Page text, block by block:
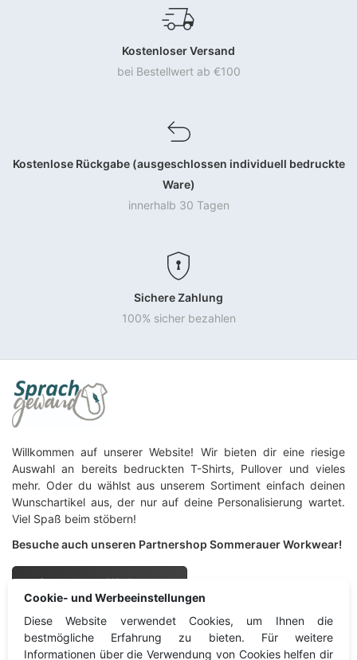
Cookie- und Werbeeinstellungen
Diese Website verwendet Cookies, um Ihnen die
bestmögliche Erfahrung zu bieten. Für weitere
Informationen über die Verwendung von Cookies helfen dir
Kostenloser Versand
bei Bestellwert ab €100
Kostenlose Rückgabe (ausgeschlossen individuell bedruckte
Ware)
innerhalb 30 Tagen
Sichere Zahlung
100% sicher bezahlen
Willkommen auf unserer Website! Wir bieten dir eine riesige
Auswahl an bereits bedruckten T-Shirts, Pullover und vieles
mehr. Oder du wählst aus unserem Sortiment einfach deinen
Wunschartikel aus, der nur auf deine Personalisierung wartet.
Viel Spaß beim stöbern!
Besuche auch unseren Partnershop Sommerauer Workwear!
Sommerauer Workwear
Sprachgewand Information